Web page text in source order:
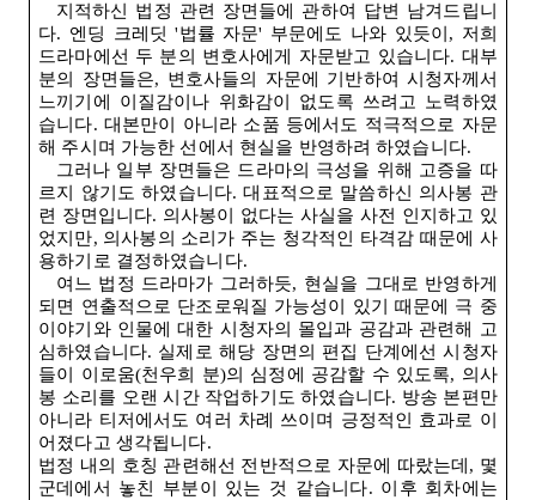
지적하신 법정 관련 장면들에 관하여 답변 남겨드립니
다. 엔딩 크레딧 '법률 자문' 부문에도 나와 있듯이, 저희
드라마에선 두 분의 변호사에게 자문받고 있습니다. 대부
분의 장면들은, 변호사들의 자문에 기반하여 시청자께서
느끼기에 이질감이나 위화감이 없도록 쓰려고 노력하였
습니다. 대본만이 아니라 소품 등에서도 적극적으로 자문
해 주시며 가능한 선에서 현실을 반영하려 하였습니다.
그러나 일부 장면들은 드라마의 극성을 위해 고증을 따
르지 않기도 하였습니다.대표적으로 말씀하신 의사봉 관
련 장면입니다. 의사봉이 없다는 사실을 사전 인지하고 있
었지만, 의사봉의 소리가 주는 청각적인 타격감 때문에 사
용하기로 결정하였습니다.
여느 법정 드라마가 그러하듯, 현실을 그대로 반영하게
되면 연출적으로 단조로워질 가능성이 있기 때문에 극 중
이야기와 인물에 대한 시청자의 몰입과 공감과 관련해 고
심하였습니다. 실제로 해당 장면의 편집 단계에선 시청자
들이 이로움(천우희 분)의 심정에 공감할 수 있도록, 의사
봉 소리를 오랜 시간 작업하기도 하였습니다. 방송 본편만
아니라 티저에서도 여러 차례 쓰이며 긍정적인 효과로 이
어졌다고 생각됩니다.
법정 내의 호칭 관련해선 전반적으로 자문에 따랐는데, 몇
군데에서 놓친 부분이 있는 것 같습니다. 이후 회차에는